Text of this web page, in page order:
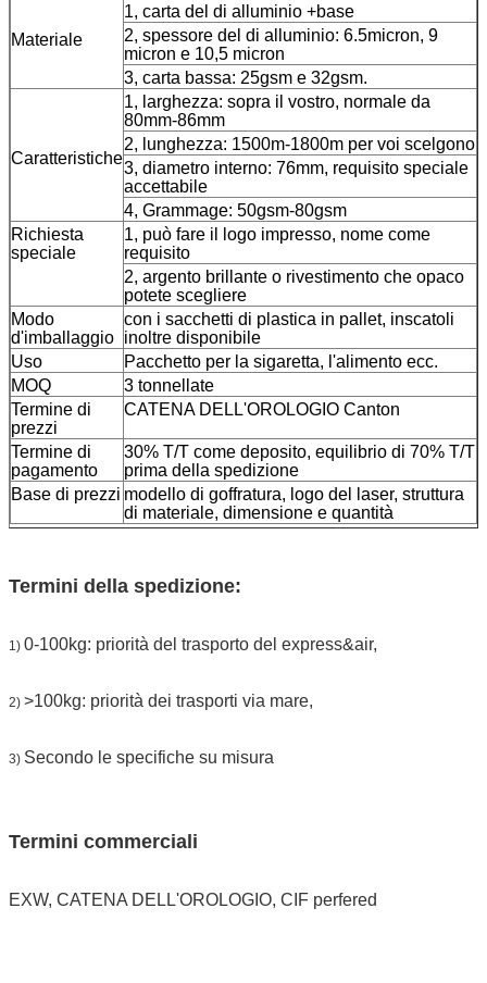
Materiale
1, carta del di alluminio +base
2, spessore del di alluminio: 6.5micron, 9
micron e 10,5 micron
3, carta bassa: 25gsm e 32gsm.
Caratteristiche
1, larghezza: sopra il vostro, normale da
80mm-86mm
2, lunghezza: 1500m-1800m per voi scelgono
3, diametro interno: 76mm, requisito speciale
accettabile
4, Grammage: 50gsm-80gsm
Richiesta
speciale
1, può fare il logo impresso, nome come
requisito
2, argento brillante o rivestimento che opaco
potete scegliere
Modo
d'imballaggio
con i sacchetti di plastica in pallet, inscatoli
inoltre disponibile
Uso
Pacchetto per la sigaretta, l'alimento ecc.
MOQ
3 tonnellate
Termine di
prezzi
CATENA DELL'OROLOGIO Canton
Termine di
pagamento
30% T/T come deposito, equilibrio di 70% T/T
prima della spedizione
Base di prezzi modello di goffratura, logo del laser, struttura
di materiale, dimensione e quantità
Termini della spedizione:
1) 0-100kg: priorità del trasporto del express&air,
2) >100kg: priorità dei trasporti via mare,
3) Secondo le specifiche su misura
Termini commerciali
EXW, CATENA DELL'OROLOGIO, CIF perfered